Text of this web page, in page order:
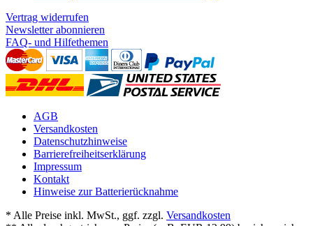
Vertrag widerrufen
Newsletter abonnieren
FAQ- und Hilfethemen
AGB
Versandkosten
Datenschutzhinweise
Barrierefreiheitserklärung
Impressum
Kontakt
Hinweise zur Batterierücknahme
* Alle Preise inkl. MwSt., ggf. zzgl. Versandkosten